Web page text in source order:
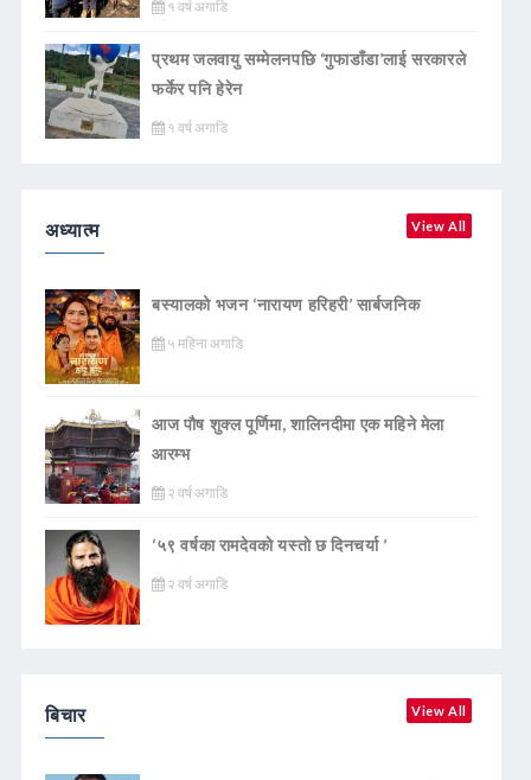
१ वर्ष अगाडि
प्रथम जलवायु सम्मेलनपछि ‘गुफाडाँडा’लाई सरकारले
फर्केर पनि हेरेन
१ वर्ष अगाडि
अध्यात्म View All
बस्यालको भजन ‘नारायण हरिहरी’ सार्बजनिक
५ महिना अगाडि
आज पौष शुक्ल पूर्णिमा, शालिनदीमा एक महिने मेला
आरम्भ
२ वर्ष अगाडि
‘५९ वर्षका रामदेवकाे यस्ताे छ दिनचर्या ’
२ वर्ष अगाडि
बिचार View All